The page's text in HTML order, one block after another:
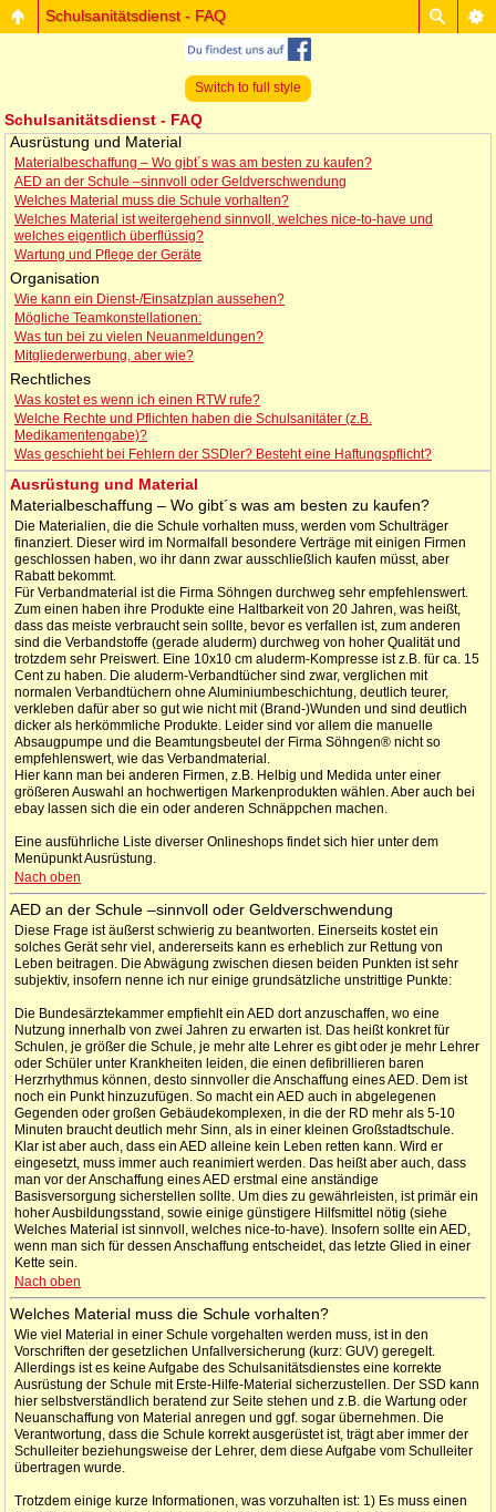
Schulsanitätsdienst - FAQ
Switch to full style
Schulsanitätsdienst - FAQ
Ausrüstung und Material
Materialbeschaffung – Wo gibt´s was am besten zu kaufen?
AED an der Schule –sinnvoll oder Geldverschwendung
Welches Material muss die Schule vorhalten?
Welches Material ist weitergehend sinnvoll, welches nice-to-have und
welches eigentlich überflüssig?
Wartung und Pflege der Geräte
Organisation
Wie kann ein Dienst-/Einsatzplan aussehen?
Mögliche Teamkonstellationen:
Was tun bei zu vielen Neuanmeldungen?
Mitgliederwerbung, aber wie?
Rechtliches
Was kostet es wenn ich einen RTW rufe?
Welche Rechte und Pflichten haben die Schulsanitäter (z.B.
Medikamentengabe)?
Was geschieht bei Fehlern der SSDler? Besteht eine Haftungspflicht?
Ausrüstung und Material
Materialbeschaffung – Wo gibt´s was am besten zu kaufen?
Die Materialien, die die Schule vorhalten muss, werden vom Schulträger
finanziert. Dieser wird im Normalfall besondere Verträge mit einigen Firmen
geschlossen haben, wo ihr dann zwar ausschließlich kaufen müsst, aber
Rabatt bekommt.
Für Verbandmaterial ist die Firma Söhngen durchweg sehr empfehlenswert.
Zum einen haben ihre Produkte eine Haltbarkeit von 20 Jahren, was heißt,
dass das meiste verbraucht sein sollte, bevor es verfallen ist, zum anderen
sind die Verbandstoffe (gerade aluderm) durchweg von hoher Qualität und
trotzdem sehr Preiswert. Eine 10x10 cm aluderm-Kompresse ist z.B. für ca. 15
Cent zu haben. Die aluderm-Verbandtücher sind zwar, verglichen mit
normalen Verbandtüchern ohne Aluminiumbeschichtung, deutlich teurer,
verkleben dafür aber so gut wie nicht mit (Brand-)Wunden und sind deutlich
dicker als herkömmliche Produkte. Leider sind vor allem die manuelle
Absaugpumpe und die Beamtungsbeutel der Firma Söhngen® nicht so
empfehlenswert, wie das Verbandmaterial.
Hier kann man bei anderen Firmen, z.B. Helbig und Medida unter einer
größeren Auswahl an hochwertigen Markenprodukten wählen. Aber auch bei
ebay lassen sich die ein oder anderen Schnäppchen machen.
Eine ausführliche Liste diverser Onlineshops findet sich hier unter dem
Menüpunkt Ausrüstung.
Nach oben
AED an der Schule –sinnvoll oder Geldverschwendung
Diese Frage ist äußerst schwierig zu beantworten. Einerseits kostet ein
solches Gerät sehr viel, andererseits kann es erheblich zur Rettung von
Leben beitragen. Die Abwägung zwischen diesen beiden Punkten ist sehr
subjektiv, insofern nenne ich nur einige grundsätzliche unstrittige Punkte:
Die Bundesärztekammer empfiehlt ein AED dort anzuschaffen, wo eine
Nutzung innerhalb von zwei Jahren zu erwarten ist. Das heißt konkret für
Schulen, je größer die Schule, je mehr alte Lehrer es gibt oder je mehr Lehrer
oder Schüler unter Krankheiten leiden, die einen defibrillieren baren
Herzrhythmus können, desto sinnvoller die Anschaffung eines AED. Dem ist
noch ein Punkt hinzuzufügen. So macht ein AED auch in abgelegenen
Gegenden oder großen Gebäudekomplexen, in die der RD mehr als 5-10
Minuten braucht deutlich mehr Sinn, als in einer kleinen Großstadtschule.
Klar ist aber auch, dass ein AED alleine kein Leben retten kann. Wird er
eingesetzt, muss immer auch reanimiert werden. Das heißt aber auch, dass
man vor der Anschaffung eines AED erstmal eine anständige
Basisversorgung sicherstellen sollte. Um dies zu gewährleisten, ist primär ein
hoher Ausbildungsstand, sowie einige günstigere Hilfsmittel nötig (siehe
Welches Material ist sinnvoll, welches nice-to-have). Insofern sollte ein AED,
wenn man sich für dessen Anschaffung entscheidet, das letzte Glied in einer
Kette sein.
Nach oben
Welches Material muss die Schule vorhalten?
Wie viel Material in einer Schule vorgehalten werden muss, ist in den
Vorschriften der gesetzlichen Unfallversicherung (kurz: GUV) geregelt.
Allerdings ist es keine Aufgabe des Schulsanitätsdienstes eine korrekte
Ausrüstung der Schule mit Erste-Hilfe-Material sicherzustellen. Der SSD kann
hier selbstverständlich beratend zur Seite stehen und z.B. die Wartung oder
Neuanschaffung von Material anregen und ggf. sogar übernehmen. Die
Verantwortung, dass die Schule korrekt ausgerüstet ist, trägt aber immer der
Schulleiter beziehungsweise der Lehrer, dem diese Aufgabe vom Schulleiter
übertragen wurde.
Trotzdem einige kurze Informationen, was vorzuhalten ist: 1) Es muss einen